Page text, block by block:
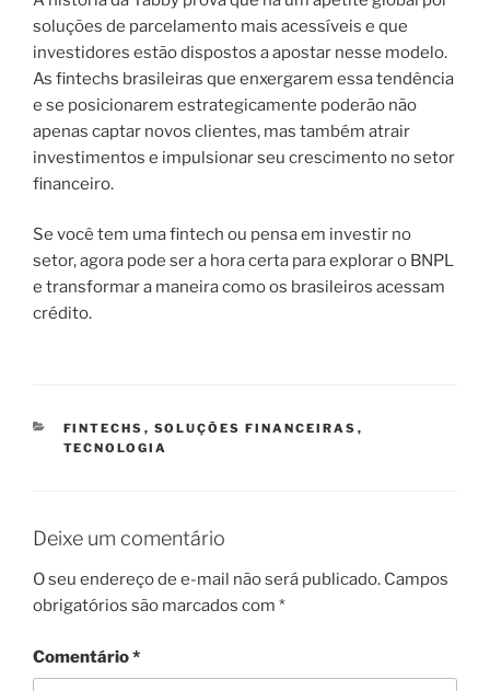
soluções de parcelamento mais acessíveis e que
investidores estão dispostos a apostar nesse modelo.
As fintechs brasileiras que enxergarem essa tendência
e se posicionarem estrategicamente poderão não
apenas captar novos clientes, mas também atrair
investimentos e impulsionar seu crescimento no setor
financeiro.
Se você tem uma fintech ou pensa em investir no
setor, agora pode ser a hora certa para explorar o BNPL
e transformar a maneira como os brasileiros acessam
crédito.
CATEGORIAS
FINTECHS , SOLUÇÕES FINANCEIRAS ,
TECNOLOGIA
Deixe um comentário
O seu endereço de e-mail não será publicado. Campos
obrigatórios são marcados com *
Comentário*